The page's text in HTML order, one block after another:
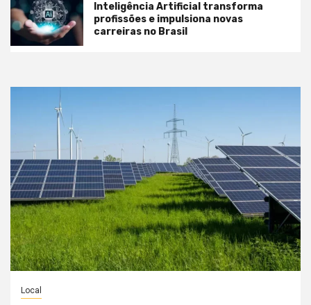
Inteligência Artificial transforma
profissões e impulsiona novas
carreiras no Brasil
Local